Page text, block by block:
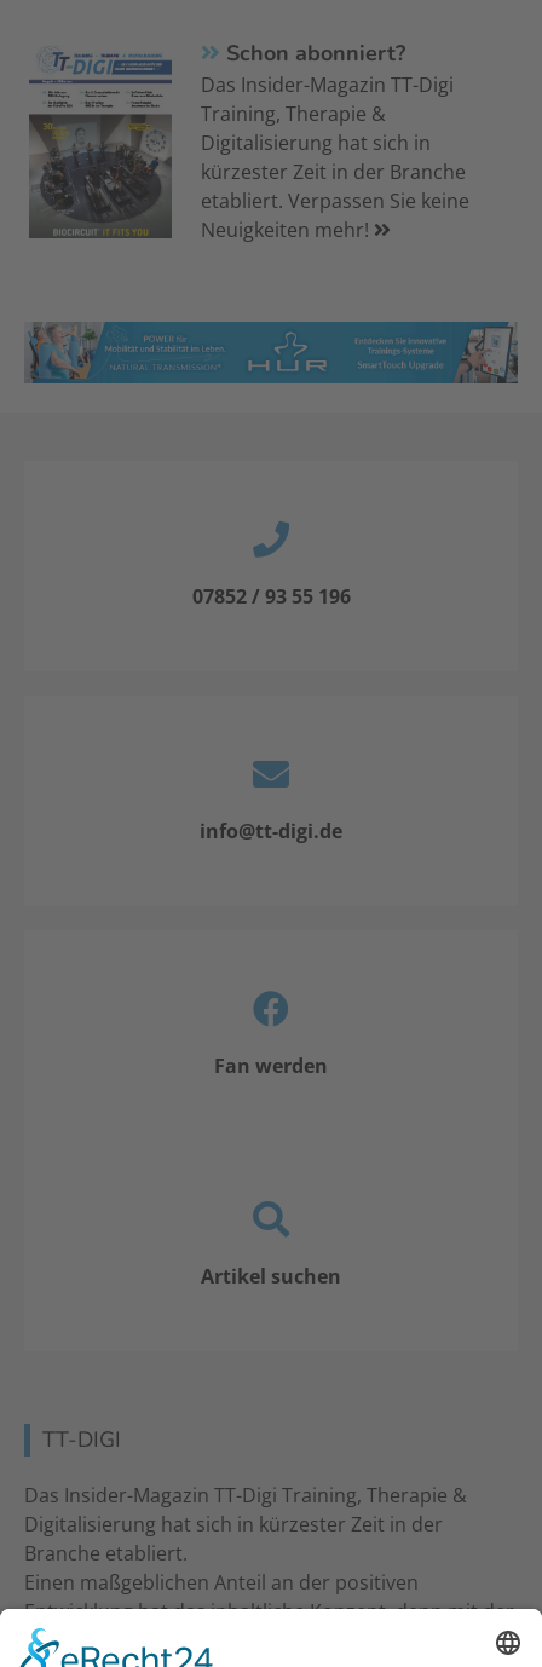
Schon abonniert?
Das Insider-Magazin TT-Digi
Training, Therapie &
Digitalisierung hat sich in
kürzester Zeit in der Branche
etabliert. Verpassen Sie keine
Neuigkeiten mehr!
07852 / 93 55 196
info@tt-digi.de
Fan werden
Artikel suchen
TT-DIGI
Das Insider-Magazin TT-Digi Training, Therapie &
Digitalisierung hat sich in kürzester Zeit in der
Branche etabliert.
Einen maßgeblichen Anteil an der positiven
Entwicklung hat das inhaltliche Konzept, denn mit der
inhaltlichen Ansprache an Studio-Inhaber, Trainer &